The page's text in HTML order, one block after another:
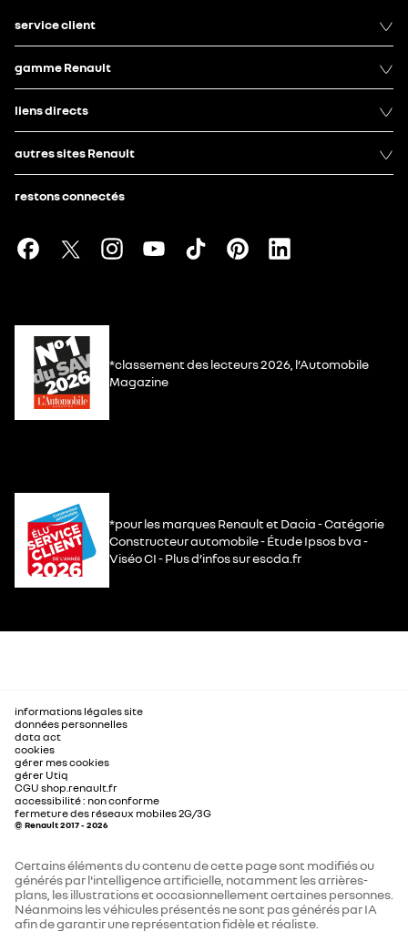
service client
gamme Renault
liens directs
autres sites Renault
restons connectés
*classement des lecteurs 2026, l’Automobile
Magazine
*pour les marques Renault et Dacia - Catégorie
Constructeur automobile - Étude Ipsos bva -
Viséo CI - Plus d’infos sur escda.fr
informations légales site
données personnelles
data act
cookies
gérer mes cookies
gérer Utiq
CGU shop.renault.fr
accessibilité : non conforme
fermeture des réseaux mobiles 2G/3G
© Renault 2017 - 2026
Certains éléments du contenu de cette page sont modifiés ou
générés par l'intelligence artificielle, notamment les arrières-
plans, les illustrations et occasionnellement certaines personnes.
Néanmoins les véhicules présentés ne sont pas générés par IA
afin de garantir une représentation fidèle et réaliste.